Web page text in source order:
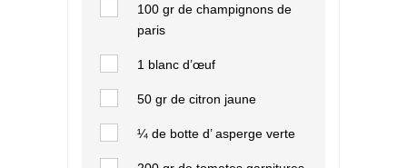
100 gr de champignons de
paris
1 blanc d’œuf
50 gr de citron jaune
¼ de botte d’ asperge verte